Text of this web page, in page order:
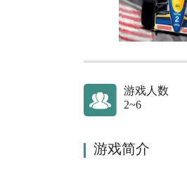
游戏人数
2~6
游戏简介